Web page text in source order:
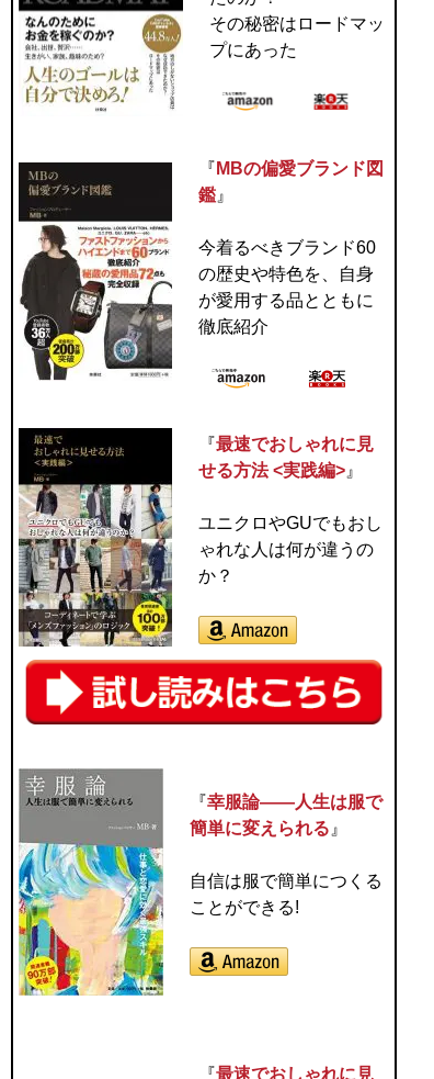
その秘密はロードマッ
プにあった
『 MBの偏愛ブランド図
鑑 』
今着るべきブランド60
の歴史や特色を、自身
が愛用する品とともに
徹底紹介
『最速でおしゃれに見
せる方法 <実践編> 』
ユニクロやGUでもおし
ゃれな人は何が違うの
か？
『幸服論――人生は服で
簡単に変えられる 』
自信は服で簡単につくる
ことができる!
『最速でおしゃれに見